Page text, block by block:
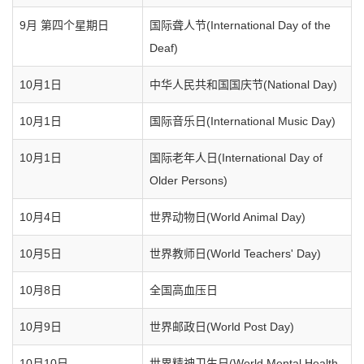
9月 第四个星期日
国际聋人节(International Day of the
Deaf)
10月1日 中华人民共和国国庆节(National Day)
10月1日 国际音乐日(International Music Day)
10月1日
国际老年人日(International Day of
Older Persons)
10月4日 世界动物日(World Animal Day)
10月5日 世界教师日(World Teachers' Day)
10月8日 全国高血压日
10月9日 世界邮政日(World Post Day)